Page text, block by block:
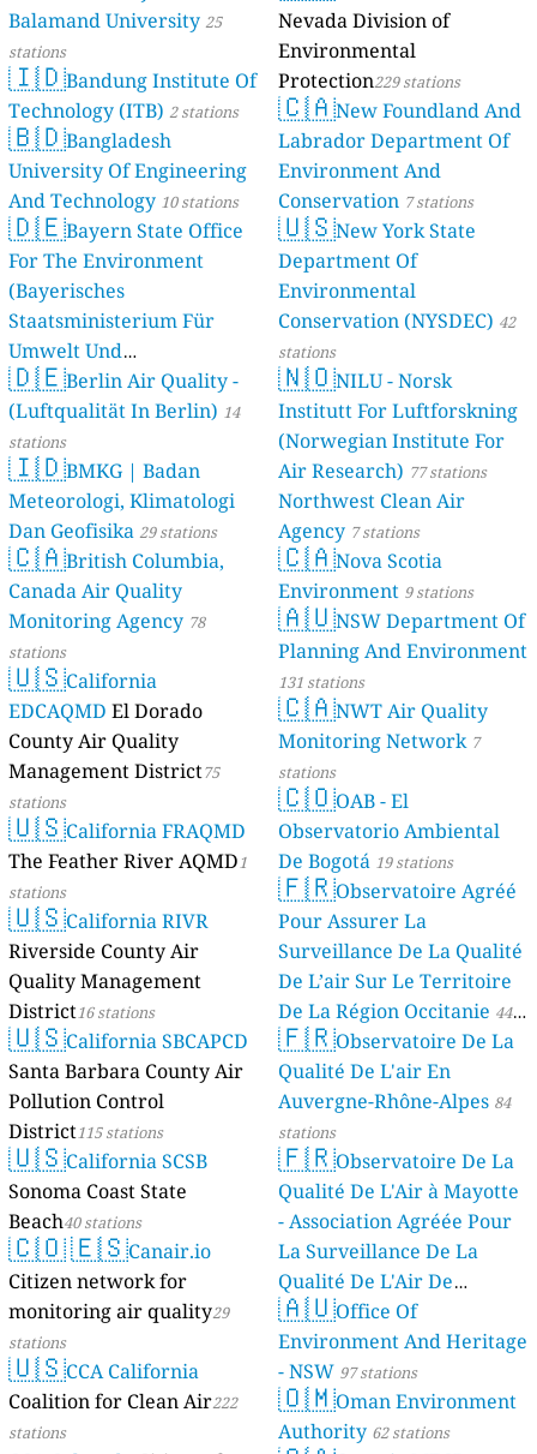
stations
Balamand University25
stations
🇮🇩Bandung Institute Of
Technology (ITB) 2 stations
🇧🇩Bangladesh
University Of Engineering
And Technology 10 stations
🇩🇪Bayern State Office
For The Environment
(Bayerisches
Staatsministerium Für
Umwelt Und
Verbraucherschutz) - LfU
46 stations
🇩🇪Berlin Air Quality -
(Luftqualität In Berlin) 14
stations
🇮🇩BMKG | Badan
Meteorologi, Klimatologi
Dan Geofisika 29 stations
🇨🇦British Columbia,
Canada Air Quality
Monitoring Agency 78
stations
🇺🇸California
EDCAQMD El Dorado
County Air Quality
Management District75
stations
🇺🇸California FRAQMD
The Feather River AQMD1
stations
🇺🇸California RIVR
Riverside County Air
Quality Management
District16 stations
🇺🇸California SBCAPCD
Santa Barbara County Air
Pollution Control
District115 stations
🇺🇸California SCSB
Sonoma Coast State
Beach40 stations
🇨🇴🇪🇸Canair.io
Citizen network for
monitoring air quality29
stations
🇺🇸CCA California
Coalition for Clean Air222
stations
Nevada Division of
Environmental
Protection229 stations
🇨🇦New Foundland And
Labrador Department Of
Environment And
Conservation 7 stations
🇺🇸New York State
Department Of
Environmental
Conservation (NYSDEC) 42
stations
🇳🇴NILU - Norsk
Institutt For Luftforskning
(Norwegian Institute For
Air Research) 77 stations
Northwest Clean Air
Agency 7 stations
🇨🇦Nova Scotia
Environment 9 stations
🇦🇺NSW Department Of
Planning And Environment
131 stations
🇨🇦NWT Air Quality
Monitoring Network 7
stations
🇨🇴OAB - El
Observatorio Ambiental
De Bogotá 19 stations
🇫🇷Observatoire Agréé
Pour Assurer La
Surveillance De La Qualité
De L’air Sur Le Territoire
De La Région Occitanie 44
stations
🇫🇷Observatoire De La
Qualité De L'air En
Auvergne-Rhône-Alpes 84
stations
🇫🇷Observatoire De La
Qualité De L'Air à Mayotte
- Association Agréée Pour
La Surveillance De La
Qualité De L'Air De
Mayotte 4 stations
🇦🇺Office Of
Environment And Heritage
- NSW 97 stations
🇴🇲Oman Environment
Authority 62 stations